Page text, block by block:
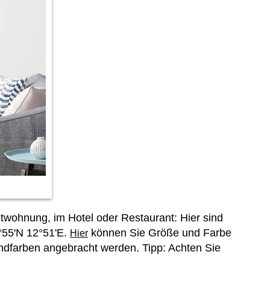
im Hotel oder Restaurant: Hier sind
12°51'E. Hier können Sie Größe und Farbe
angebracht werden. Tipp: Achten Sie